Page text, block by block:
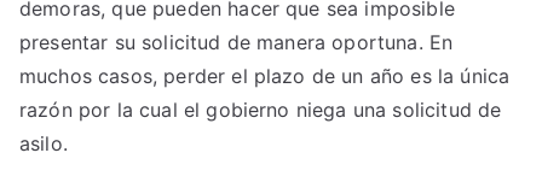
demoras, que pueden hacer que sea imposible
presentar su solicitud de manera oportuna. En
muchos casos, perder el plazo de un año es la única
razón por la cual el gobierno niega una solicitud de
asilo.